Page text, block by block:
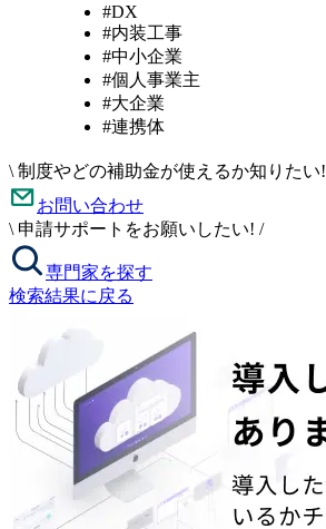
#DX
#内装工事
#中小企業
#個人事業主
#大企業
#連携体
\ 制度やどの補助金が使えるか知りたい!
お問い合わせ
\ 申請サポートをお願いしたい! /
専門家を探す
検索結果に戻る